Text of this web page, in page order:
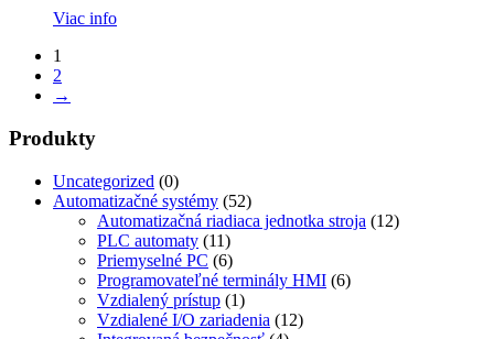
Viac info
1
2
→
Produkty
Uncategorized (0)
Automatizačné systémy (52)
Automatizačná riadiaca jednotka stroja (12)
PLC automaty (11)
Priemyselné PC (6)
Programovateľné terminály HMI (6)
Vzdialený prístup (1)
Vzdialené I/O zariadenia (12)